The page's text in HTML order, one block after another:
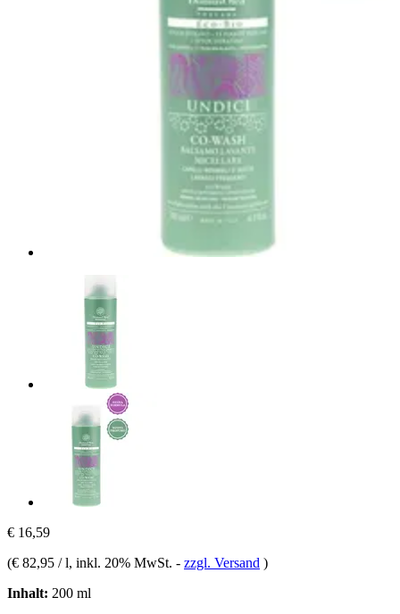
€ 16,59
(€ 82,95 / l, inkl. 20% MwSt. - zzgl. Versand )
Inhalt: 200 ml